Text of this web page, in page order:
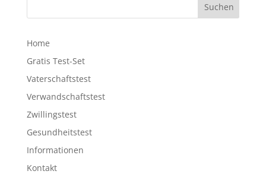
Home
Gratis Test-Set
Vaterschaftstest
Verwandschaftstest
Zwillingstest
Gesundheitstest
Informationen
Kontakt